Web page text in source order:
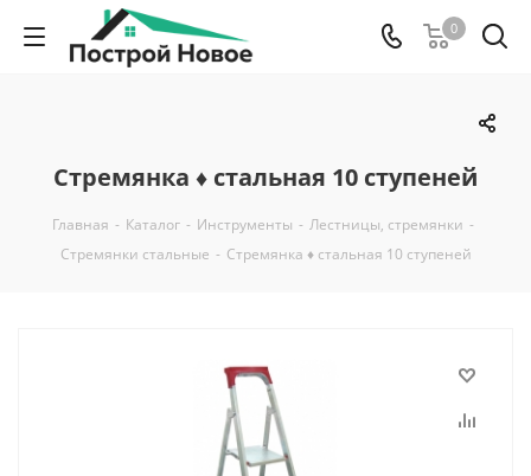
0
Стремянка ♦ стальная 10 ступеней
Главная - Каталог - Инструменты - Лестницы, стремянки -
Стремянки стальные - Стремянка ♦ стальная 10 ступеней